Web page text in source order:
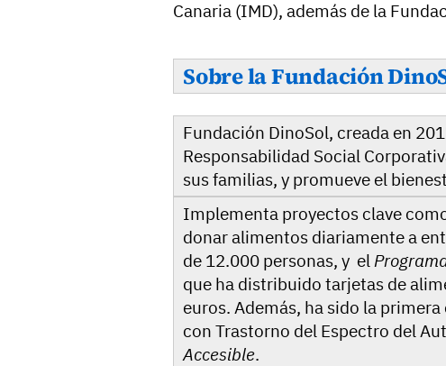
Canaria (IMD), además de la
Sobre la Fundación
Fundación DinoSol, creada en
Responsabilidad Social
sus familias, y promueve el
Implementa proyectos clave
donar alimentos diariamente a
de 12.000 personas, y el
que ha distribuido tarjetas de
euros. Además, ha sido la
con Trastorno del Espectro del
Accesible.